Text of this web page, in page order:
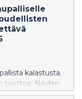
järvien
alempana
ovat
palautuneet
kalastusta.
tuottoa. Näiden